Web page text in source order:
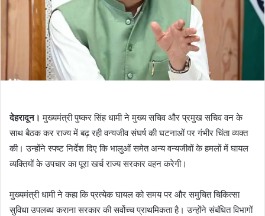
देहरादून। मुख्यमंत्री पुष्कर सिंह धामी ने मुख्य सचिव और प्रमुख सचिव वन के
साथ बैठक कर राज्य में बढ़ रही वन्यजीव संघर्ष की घटनाओं पर गंभीर चिंता व्यक्त
की। उन्होंने स्पष्ट निर्देश दिए कि भालुओं समेत अन्य वन्यजीवों के हमलों में घायल
व्यक्तियों के उपचार का पूरा खर्च राज्य सरकार वहन करेगी।
मुख्यमंत्री धामी ने कहा कि प्रत्येक घायल को समय पर और समुचित चिकित्सा
सुविधा उपलब्ध कराना सरकार की सर्वोच्च प्राथमिकता है। उन्होंने संबंधित विभागों